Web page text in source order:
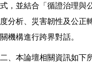
式，並結合「循證治理與
度分析、災害韌性及公正
關機構進行跨界對話。
二、本論壇相關資訊如下